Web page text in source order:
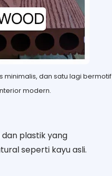
minimalis, dan satu lagi bermotif
modern.
plastik yang
seperti kayu asli.